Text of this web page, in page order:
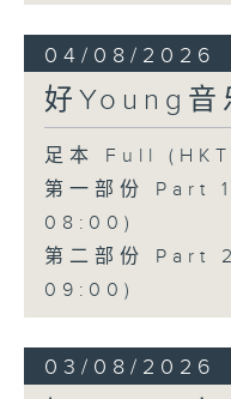
04/08/2026
好Young音
足本 Full
第一部份 Part
08:00)
第二部份 Part
09:00)
03/08/2026